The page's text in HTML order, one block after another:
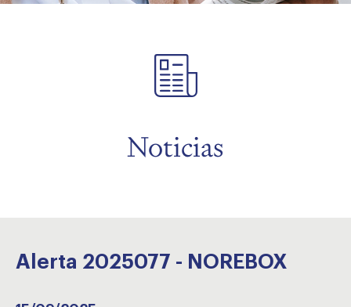
Noticias
Alerta 2025077 - NOREBOX